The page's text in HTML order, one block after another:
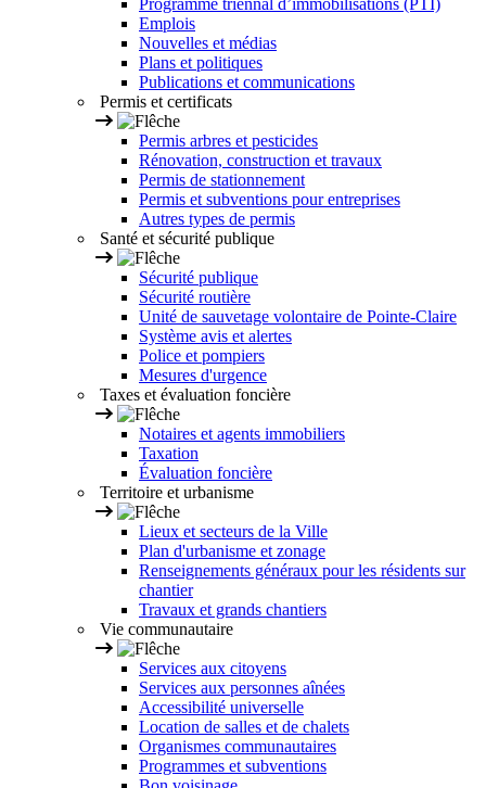
Programme triennal d’immobilisations (PTI)
Emplois
Nouvelles et médias
Plans et politiques
Publications et communications
Permis et certificats
Permis arbres et pesticides
Rénovation, construction et travaux
Permis de stationnement
Permis et subventions pour entreprises
Autres types de permis
Santé et sécurité publique
Sécurité publique
Sécurité routière
Unité de sauvetage volontaire de Pointe-Claire
Système avis et alertes
Police et pompiers
Mesures d'urgence
Taxes et évaluation foncière
Notaires et agents immobiliers
Taxation
Évaluation foncière
Territoire et urbanisme
Lieux et secteurs de la Ville
Plan d'urbanisme et zonage
Renseignements généraux pour les résidents sur
chantier
Travaux et grands chantiers
Vie communautaire
Services aux citoyens
Services aux personnes aînées
Accessibilité universelle
Location de salles et de chalets
Organismes communautaires
Programmes et subventions